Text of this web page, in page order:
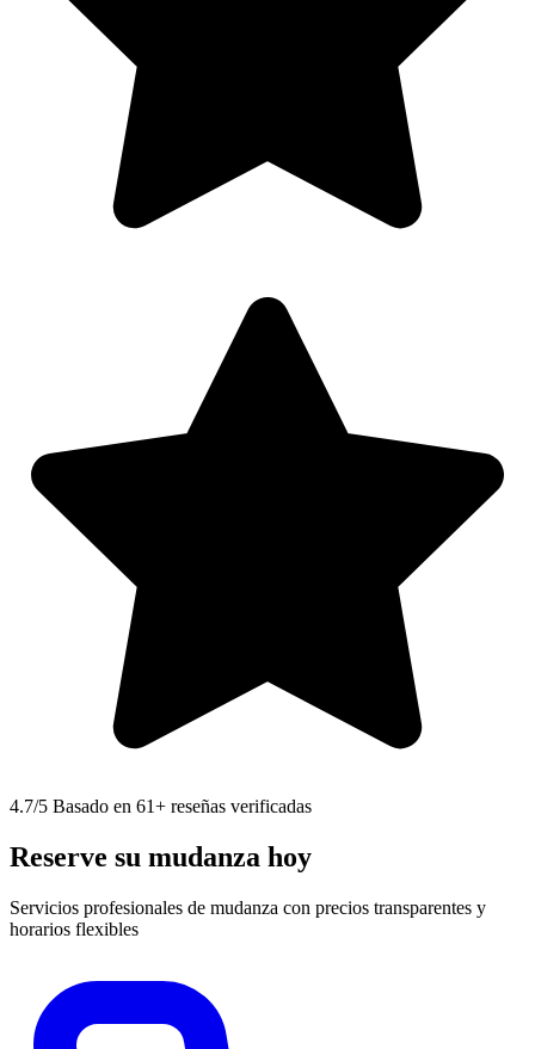
4.7/5 Basado en 61+ reseñas verificadas
Reserve su mudanza hoy
Servicios profesionales de mudanza con precios transparentes y
horarios flexibles